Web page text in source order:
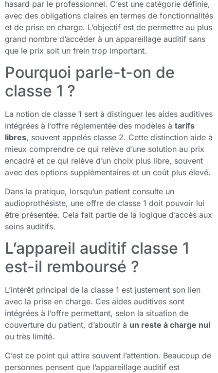
hasard par le professionnel. C’est une catégorie définie,
avec des obligations claires en termes de fonctionnalités
et de prise en charge. L’objectif est de permettre au plus
grand nombre d’accéder à un appareillage auditif sans
que le prix soit un frein trop important.
Pourquoi parle-t-on de
classe 1 ?
La notion de classe 1 sert à distinguer les aides auditives
intégrées à l’offre réglementée des modèles à tarifs
libres, souvent appelés classe 2. Cette distinction aide à
mieux comprendre ce qui relève d’une solution au prix
encadré et ce qui relève d’un choix plus libre, souvent
avec des options supplémentaires et un coût plus élevé.
Dans la pratique, lorsqu’un patient consulte un
audioprothésiste, une offre de classe 1 doit pouvoir lui
être présentée. Cela fait partie de la logique d’accès aux
soins auditifs.
L’appareil auditif classe 1
est-il remboursé ?
L’intérêt principal de la classe 1 est justement son lien
avec la prise en charge. Ces aides auditives sont
intégrées à l’offre permettant, selon la situation de
couverture du patient, d’aboutir à un reste à charge nul
ou très limité.
C’est ce point qui attire souvent l’attention. Beaucoup de
personnes pensent que l’appareillage auditif est